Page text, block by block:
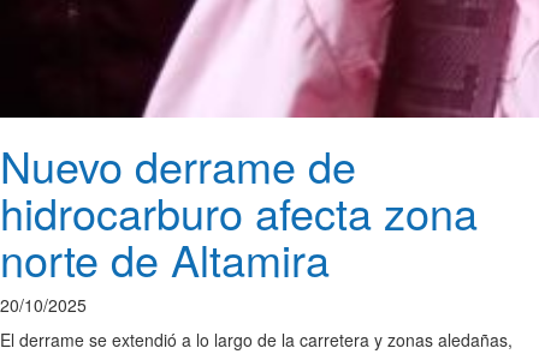
Nuevo derrame de
hidrocarburo afecta zona
norte de Altamira
20/10/2025
El derrame se extendió a lo largo de la carretera y zonas aledañas,